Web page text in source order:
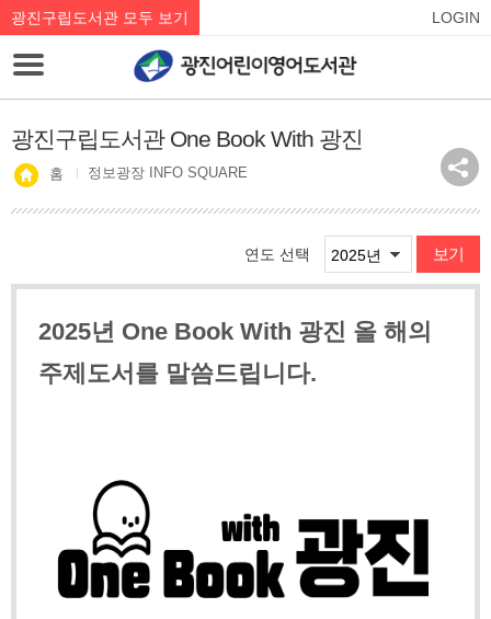
광진구립도서관 모두 보기 LOGIN
광진구립도서관 One Book With 광진
홈 정보광장 INFO SQUARE
연도 선택 보기
2025년 One Book With 광진 올 해의
주제도서를 말씀드립니다.